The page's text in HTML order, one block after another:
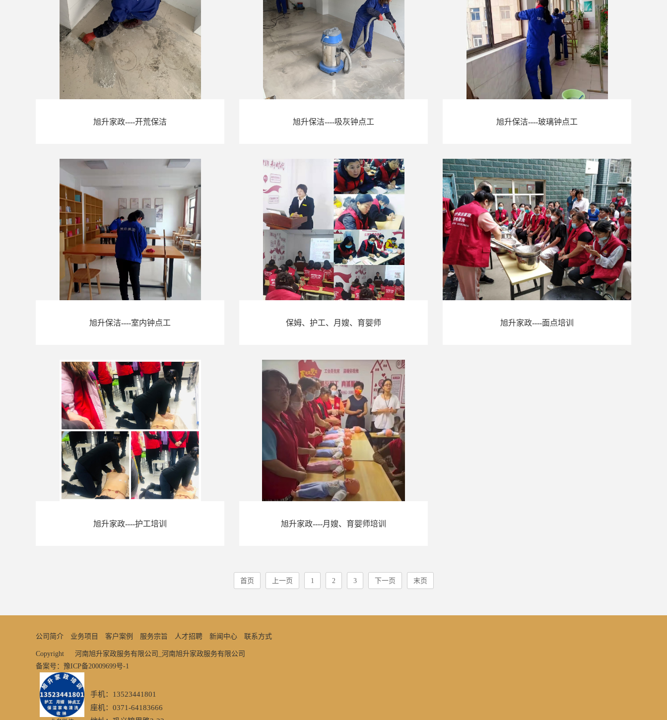
旭升家政----开荒保洁 旭升保洁----吸灰钟点工 旭升保洁----玻璃钟点工
旭升保洁----室内钟点工 保姆、护工、月嫂、育婴师 旭升家政----面点培训
旭升家政----护工培训 旭升家政----月嫂、育婴师培训
首页 上一页 1 2 3 下一页 末页
公司简介 业务项目 客户案例 服务宗旨 人才招聘 新闻中心 联系方式
Copyright © 河南旭升家政服务有限公司_河南旭升家政服务有限公司
备案号：豫ICP备20009699号-1
手机：13523441801
座机：0371-64183666